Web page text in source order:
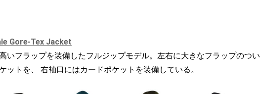
Gore-Tex Jacket
いフラップを装備したフルジップモデル。左右に大きなフラップのつい
ットを、 右袖口にはカードポケットを装備している。